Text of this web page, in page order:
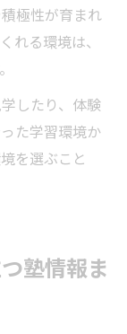
極性が育まれ
れる環境は、
したり、体験
た学習環境か
を選ぶこと
塾情報ま